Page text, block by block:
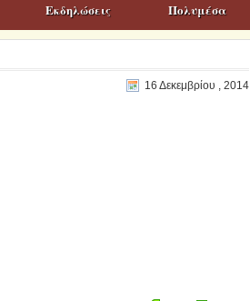
Εκδηλώσεις Πολυμέσα
16 Δεκεμβρίου , 2014